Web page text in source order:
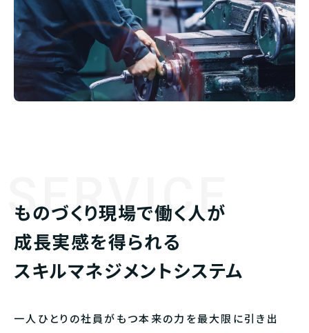
ものづくり現場で働く人が
成長実感を得られる
スキルマネジメントシステム
SERVICE
一人ひとりの社員がもつ本来の力を最大限に引き出